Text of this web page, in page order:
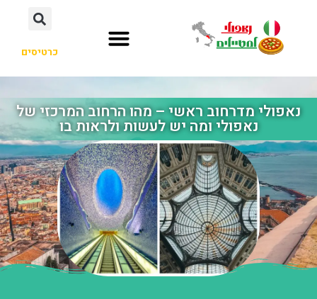
כרטיסים
נאפולי מדרחוב ראשי – מהו הרחוב המרכזי של
נאפולי ומה יש לעשות ולראות בו